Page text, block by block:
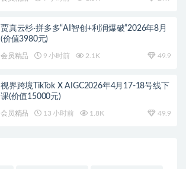
贾真云杉·拼多多“AI智创+利润爆破”2026年8月
(价值3980元)
会员精品 9 小时前 2.1K 49.9
视界跨境TikTok X AIGC2026年4月17-18号线下
课(价值15000元)
会员精品 13 小时前 1.8K 49.9